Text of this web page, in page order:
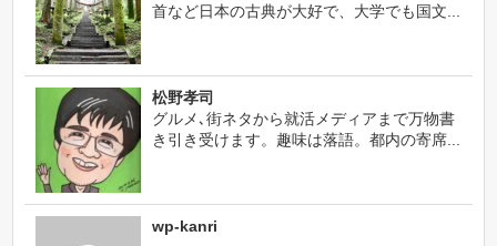
首など日本の古典が大好で、大学でも国文...
松野孝司
グルメ､街ネタから就活メディアまで万物書
き引き受けます。趣味は落語。都内の寄席...
wp-kanri